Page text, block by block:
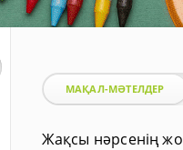
МАҚАЛ-МӘТЕЛДЕР
Жақсы нәрсенің